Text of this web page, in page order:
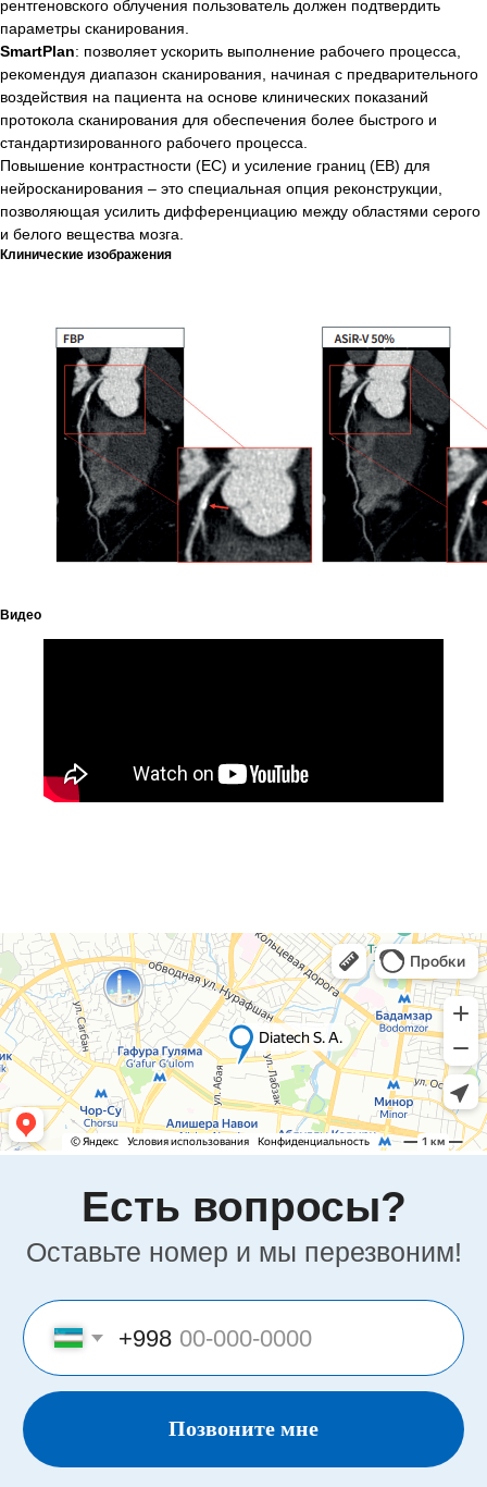
рентгеновского облучения пользователь должен подтвердить
параметры сканирования.
SmartPlan: позволяет ускорить выполнение рабочего процесса,
рекомендуя диапазон сканирования, начиная с предварительного
воздействия на пациента на основе клинических показаний
протокола сканирования для обеспечения более быстрого и
стандартизированного рабочего процесса.
Повышение контрастности (EC) и усиление границ (EB) для
нейросканирования – это специальная опция реконструкции,
позволяющая усилить дифференциацию между областями серого
и белого вещества мозга.
Клинические изображения
Видео
Политика
конфиденциальности
Адрес
Узбекистан, Ташкент, Шайхантахурский
район, Лабзак (Ц-13) ж/м, ул.
Зульфияхоним, 18, 100128
Почта
info.uz@diatech-sa.com
Телефон
+998(90)350-03-38
Сервисный номер:
+998(95)302-00-08
Номер отдела продаж:
Карьера